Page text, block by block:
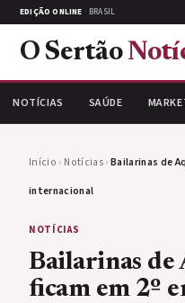
EDIÇÃO ONLINE · BRASIL
O Sertão
NOTÍCIAS SAÚDE
Início › Notícias›Bailarinas de
internacional
NOTÍCIAS
Bailarinas de
ficam em 2º